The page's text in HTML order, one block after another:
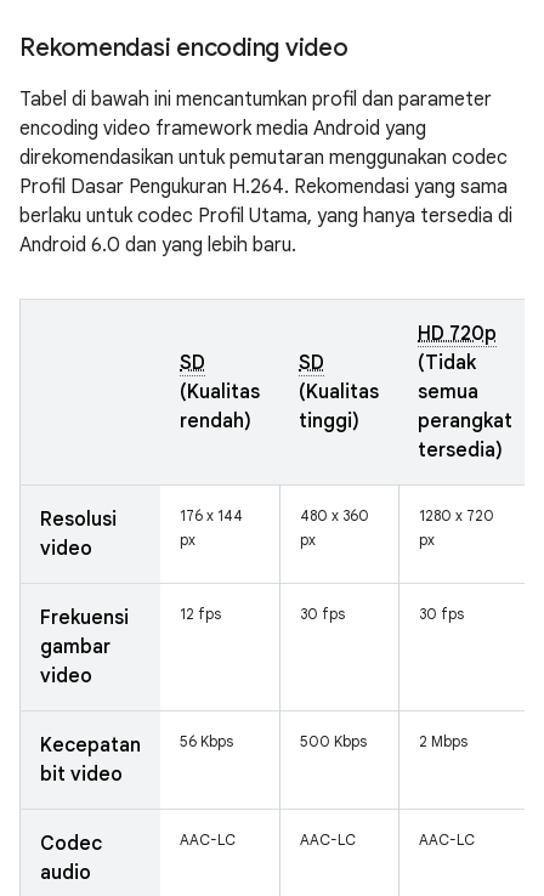
Rekomendasi encoding video
Tabel di bawah ini mencantumkan profil dan parameter
encoding video framework media Android yang
direkomendasikan untuk pemutaran menggunakan codec
Profil Dasar Pengukuran H.264. Rekomendasi yang sama
berlaku untuk codec Profil Utama, yang hanya tersedia di
Android 6.0 dan yang lebih baru.
SD
(Kualitas
rendah)
SD
(Kualitas
tinggi)
HD 720p
(Tidak
semua
perangkat
tersedia)
Resolusi
video
176 x 144
px
480 x 360
px
1280 x 720
px
Frekuensi
gambar
video
12 fps 30 fps 30 fps
Kecepatan
bit video
56 Kbps 500 Kbps 2 Mbps
Codec
audio
AAC-LC AAC-LC AAC-LC